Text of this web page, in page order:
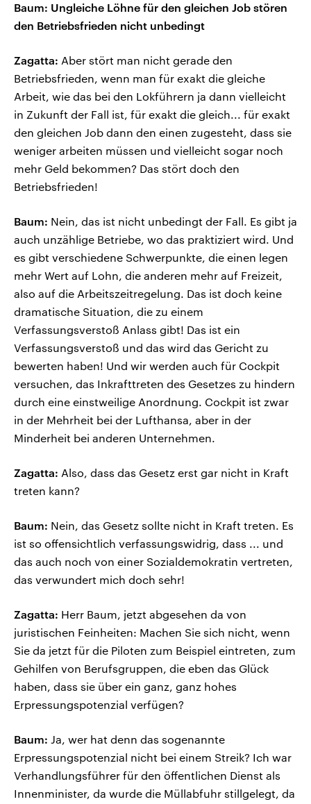
Baum: Ungleiche Löhne für den gleichen Job stören
den Betriebsfrieden nicht unbedingt
Zagatta: Aber stört man nicht gerade den
Betriebsfrieden, wenn man für exakt die gleiche
Arbeit, wie das bei den Lokführern ja dann vielleicht
in Zukunft der Fall ist, für exakt die gleich... für exakt
den gleichen Job dann den einen zugesteht, dass sie
weniger arbeiten müssen und vielleicht sogar noch
mehr Geld bekommen? Das stört doch den
Betriebsfrieden!
Baum: Nein, das ist nicht unbedingt der Fall. Es gibt ja
auch unzählige Betriebe, wo das praktiziert wird. Und
es gibt verschiedene Schwerpunkte, die einen legen
mehr Wert auf Lohn, die anderen mehr auf Freizeit,
also auf die Arbeitszeitregelung. Das ist doch keine
dramatische Situation, die zu einem
Verfassungsverstoß Anlass gibt! Das ist ein
Verfassungsverstoß und das wird das Gericht zu
bewerten haben! Und wir werden auch für Cockpit
versuchen, das Inkrafttreten des Gesetzes zu hindern
durch eine einstweilige Anordnung. Cockpit ist zwar
in der Mehrheit bei der Lufthansa, aber in der
Minderheit bei anderen Unternehmen.
Zagatta: Also, dass das Gesetz erst gar nicht in Kraft
treten kann?
Baum: Nein, das Gesetz sollte nicht in Kraft treten. Es
ist so offensichtlich verfassungswidrig, dass ... und
das auch noch von einer Sozialdemokratin vertreten,
das verwundert mich doch sehr!
Zagatta: Herr Baum, jetzt abgesehen da von
juristischen Feinheiten: Machen Sie sich nicht, wenn
Sie da jetzt für die Piloten zum Beispiel eintreten, zum
Gehilfen von Berufsgruppen, die eben das Glück
haben, dass sie über ein ganz, ganz hohes
Erpressungspotenzial verfügen?
Baum: Ja, wer hat denn das sogenannte
Erpressungspotenzial nicht bei einem Streik? Ich war
Verhandlungsführer für den öffentlichen Dienst als
Innenminister, da wurde die Müllabfuhr stillgelegt, da